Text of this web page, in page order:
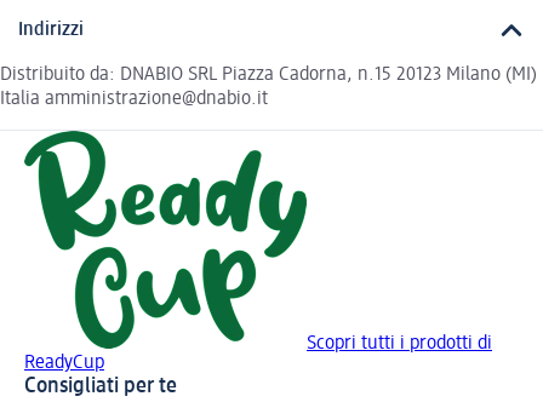
Indirizzi
Distribuito da: DNABIO SRL Piazza Cadorna, n.15 20123 Milano (MI)
Italia amministrazione@dnabio.it
Scopri tutti i prodotti di
ReadyCup
Consigliati per te